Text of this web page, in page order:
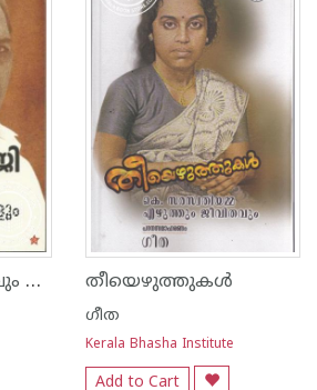
എ കെ ജി ജീവിതവും പ്രവര്‍ത്തനങ്ങളും തീയെഴുത്തുകള്‍
ഗീത
Kerala Bhasha Institute
Add to Cart